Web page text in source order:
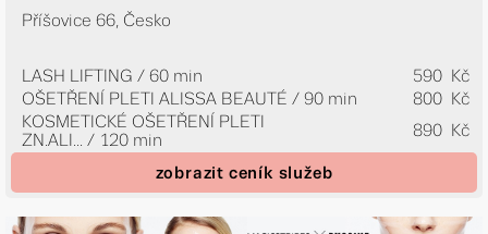
Příšovice 66, Česko
LASH LIFTING / 60 min
590 Kč
OŠETŘENÍ PLETI ALISSA BEAUTÉ / 90 min
800 Kč
KOSMETICKÉ OŠETŘENÍ PLETI
ZN.ALI...
/ 120 min
890 Kč
zobrazit ceník služeb